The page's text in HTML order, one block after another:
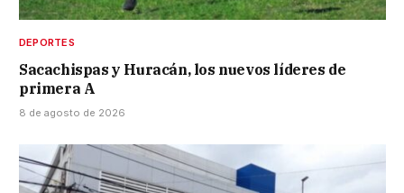
DEPORTES
Sacachispas y Huracán, los nuevos líderes de
primera A
8 de agosto de 2026